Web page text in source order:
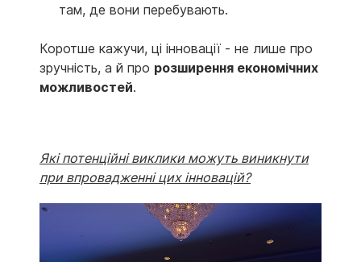
там, де вони перебувають.
Коротше кажучи, ці інновації - не лише про
зручність, а й про розширення економічних
можливостей.
Які потенційні виклики можуть виникнути
при впровадженні цих інновацій?